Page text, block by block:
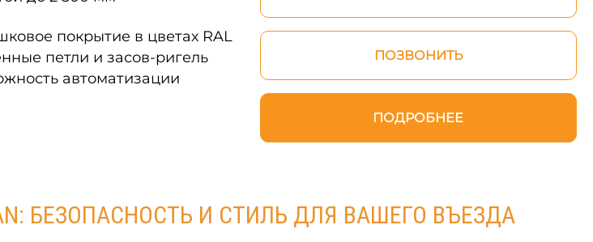
покрытие в цветах RAL
петли и засов-ригель
автоматизации
ПОЗВОНИТЬ
ПОДРОБНЕЕ
БЕЗОПАСНОСТЬ И СТИЛЬ ДЛЯ ВАШЕГО ВЪЕЗДА